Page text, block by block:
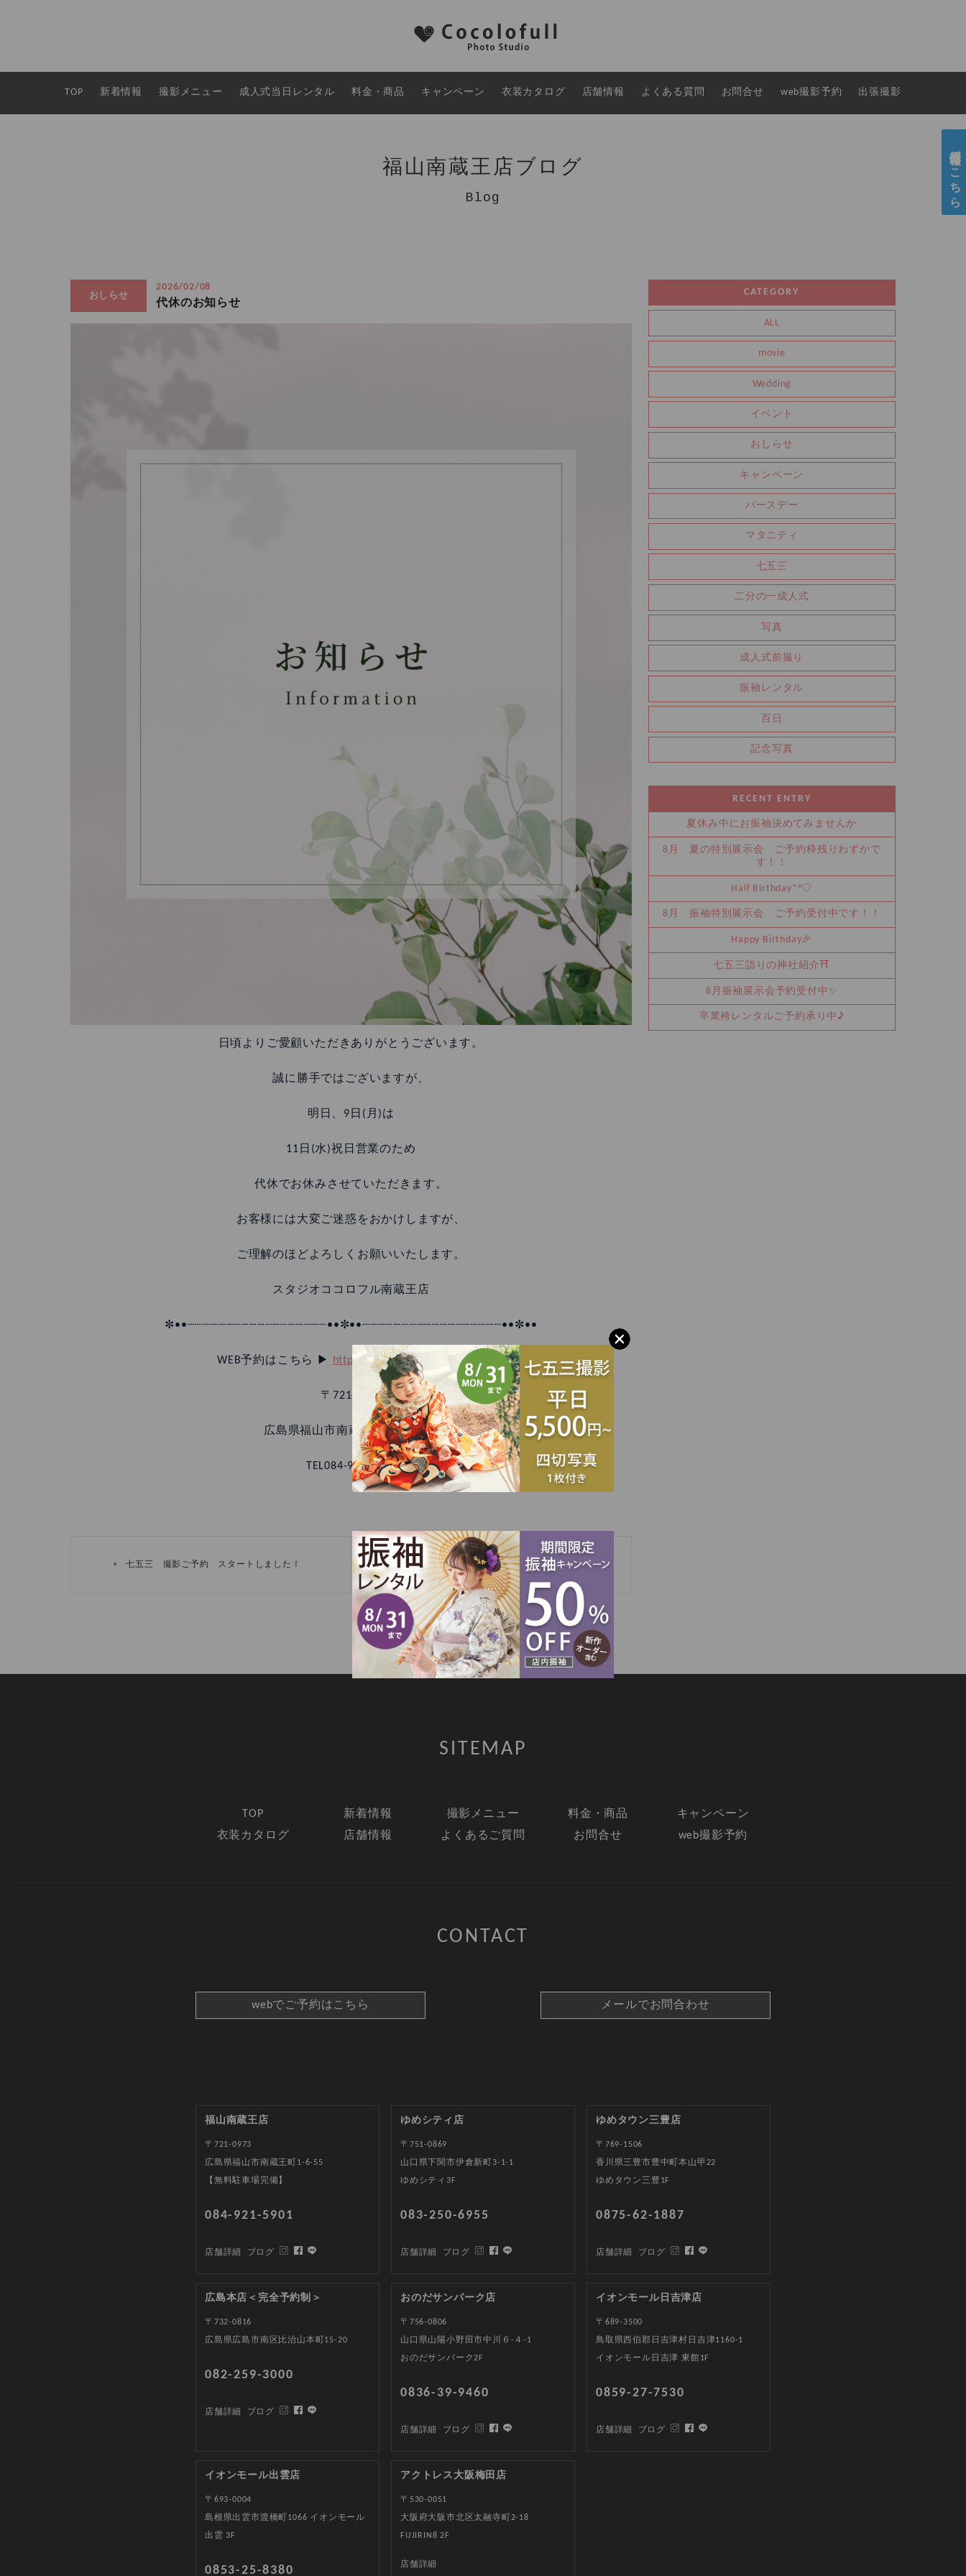
TOP 新着情報 撮影メニュー 成人式当日レンタル 料金・商品 キャンペーン 衣装カタログ 店舗情報 よくある質問 お問合せ web撮影予約 出張撮影
福山南蔵王店ブログ
Blog
おしらせ
2026/02/08
代休のお知らせ
日頃よりご愛顧いただきありがとうございます。
誠に勝手ではございますが、
明日、9日(月)は
11日(水)祝日営業のため
代休でお休みさせていただきます。
お客様には大変ご迷惑をおかけしますが、
ご理解のほどよろしくお願いいたします。
スタジオココロフル南蔵王店
✼••┈┈┈┈┈┈┈┈┈┈┈┈┈┈┈┈┈┈••✼••┈┈┈┈┈┈┈┈┈┈┈┈┈┈┈┈┈┈••✼••
WEB予約はこちら ▶︎ https://cocolofull.jp/reserve/
〒721-0973
広島県福山市南蔵王町1丁目6-55
TEL084-921-5901
« 七五三 撮影ご予約 スタートしました！ 2月 振袖特別展 開催🌼 »
CATEGORY
ALL
movie
Wedding
イベント
おしらせ
キャンペーン
バースデー
マタニティ
七五三
二分の一成人式
写真
成人式前撮り
振袖レンタル
百日
記念写真
RECENT ENTRY
夏休み中にお振袖決めてみませんか
8月 夏の特別展示会 ご予約枠残りわずかで
す！！
Half Birthday‪‪*°♡
8月 振袖特別展示会 ご予約受付中です！！
Happy Birthday🎉
七五三詣りの神社紹介⛩️
8月振袖展示会予約受付中✨
卒業袴レンタルご予約承り中♪
SITEMAP
TOP 新着情報 撮影メニュー 料金・商品
キャンペーン
衣装カタログ
店舗情報 よくあるご質問 お問合せ web撮影予約
CONTACT
webでご予約はこちら メールでお問合わせ
福山南蔵王店
〒721-0973
広島県福山市南蔵王町1-6-55
【無料駐車場完備】
084-921-5901
店舗詳細 ブログ
ゆめシティ店
〒751-0869
山口県下関市伊倉新町3-1-1
ゆめシティ3F
083-250-6955
店舗詳細 ブログ
ゆめタウン三豊店
〒769-1506
香川県三豊市豊中町本山甲22
ゆめタウン三豊1F
0875-62-1887
店舗詳細 ブログ
広島本店＜完全予約制＞
〒732-0816
広島県広島市南区比治山本町15-20
082-259-3000
店舗詳細 ブログ
おのだサンパーク店
〒756-0806
山口県山陽小野田市中川６-４-1
おのだサンパーク2F
0836-39-9460
店舗詳細 ブログ
イオンモール日吉津店
〒689-3500
鳥取県西伯郡日吉津村日吉津1160-1
イオンモール日吉津 東館1F
0859-27-7530
店舗詳細 ブログ
イオンモール出雲店
〒693-0004
島根県出雲市渡橋町1066 イオンモール
出雲 3F
0853-25-8380
アクトレス大阪梅田店
〒530-0051
大阪府大阪市北区太融寺町2-18
FUJIRIN8 2F
店舗詳細
採用情報はこちら